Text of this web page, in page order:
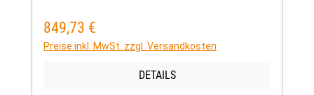
Regulärer Preis:
849,73 €
Preise inkl. MwSt. zzgl. Versandkosten
DETAILS